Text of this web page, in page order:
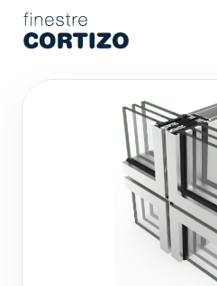
Finestre Cortizo è una rete
Prodotti
Rete vendita